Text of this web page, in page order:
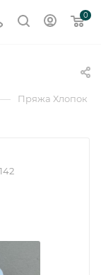
0
— Пряжа Хлопок